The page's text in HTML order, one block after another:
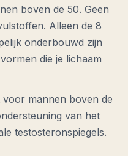
boven de 50. Geen
Alleen de 8
onderbouwd zijn
die je lichaam
mannen boven de
van het
testosteronspiegels.